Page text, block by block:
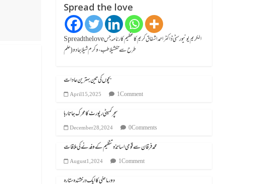
Spread the love
Spread the loveالکریم یونیورسٹی ڈاکٹر احمد اشفاق کریم کا عظیم کارنامہ جس
طرح سے تکشیلا طب، وکرم شیلا جادو (علم
بچوں کی تین بہترین عادات
April 15, 2025 1 Comment
سچر کمیٹی رپورٹ کا محرک جاتا رہا
December 28, 2024 0 Comments
محمد فرقان سے قومی اساتذہ تنظیم کے وفد نے کی ملاقات
August 1, 2024 1 Comment
دور ماضی کا ایک درخشندہ ستارہ